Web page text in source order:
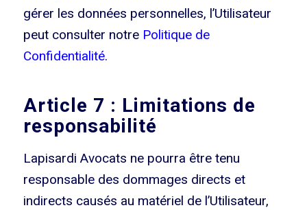
gérer les données personnelles, l’Utilisateur
peut consulter notre Politique de
Confidentialité.
Article 7 : Limitations de
responsabilité
Lapisardi Avocats ne pourra être tenu
responsable des dommages directs et
indirects causés au matériel de l’Utilisateur,